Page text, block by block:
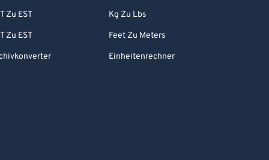
Zu EST
Zu EST
Kg Zu Lbs
Feet Zu Meters
Einheitenrechner